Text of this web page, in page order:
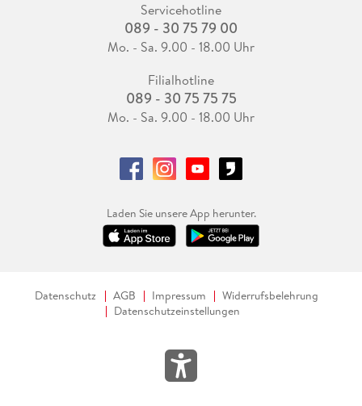
Servicehotline
089 - 30 75 79 00
Mo. - Sa. 9.00 - 18.00 Uhr
Filialhotline
089 - 30 75 75 75
Mo. - Sa. 9.00 - 18.00 Uhr
Laden Sie unsere App herunter.
Datenschutz AGB Impressum
Widerrufsbelehrung
Datenschutzeinstellungen